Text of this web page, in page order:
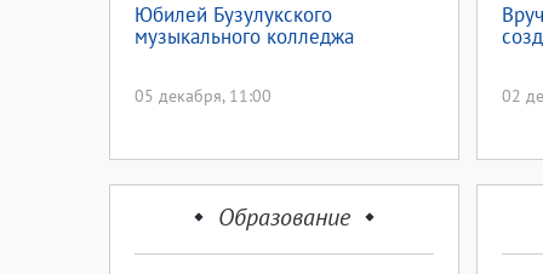
Юбилей Бузулукского
музыкального колледжа
05 декабря, 11:00 02
Образование